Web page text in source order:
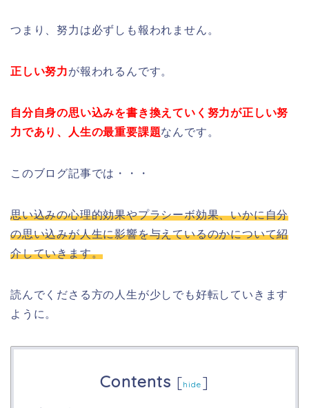
つまり、努力は必ずしも報われません。
正しい努力が報われるんです。
自分自身の思い込みを書き換えていく努力が正しい努
力であり、人生の最重要課題なんです。
このブログ記事では・・・
思い込みの心理的効果やプラシーボ効果、いかに自分
の思い込みが人生に影響を与えているのかについて紹
介していきます。
読んでくださる方の人生が少しでも好転していきます
ように。
Contents [hide ]